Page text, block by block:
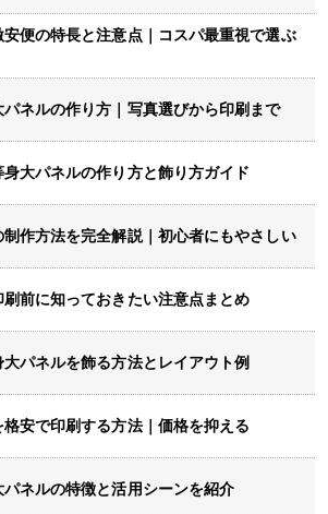
便の特長と注意点｜コスパ最重視で選ぶ
ネルの作り方｜写真選びから印刷まで
大パネルの作り方と飾り方ガイド
作方法を完全解説｜初心者にもやさしい
前に知っておきたい注意点まとめ
パネルを飾る方法とレイアウト例
安で印刷する方法｜価格を抑える
ネルの特徴と活用シーンを紹介